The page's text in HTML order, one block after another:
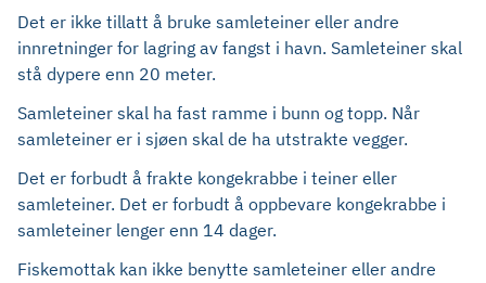
Det er ikke tillatt å bruke samleteiner eller andre
innretninger for lagring av fangst i havn. Samleteiner skal
stå dypere enn 20 meter.
Samleteiner skal ha fast ramme i bunn og topp. Når
samleteiner er i sjøen skal de ha utstrakte vegger.
Det er forbudt å frakte kongekrabbe i teiner eller
samleteiner. Det er forbudt å oppbevare kongekrabbe i
samleteiner lenger enn 14 dager.
Fiskemottak kan ikke benytte samleteiner eller andre